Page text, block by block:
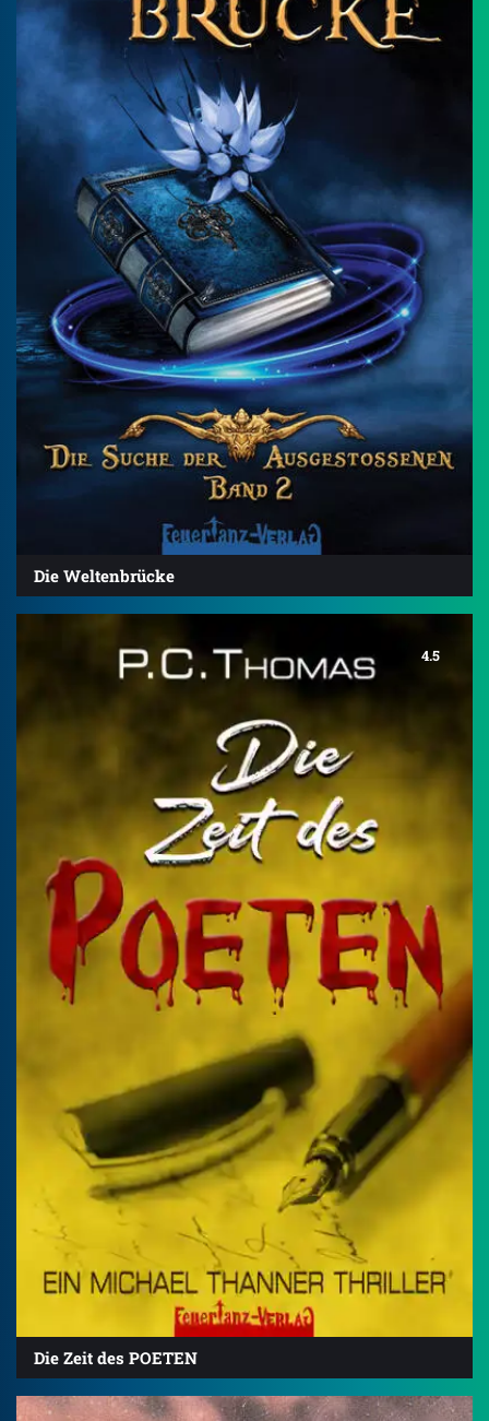
Die Weltenbrücke
4.5
Die Zeit des POETEN